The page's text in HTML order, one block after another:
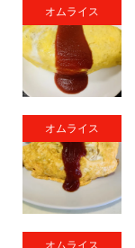
オムライス
オムライス
オムライス